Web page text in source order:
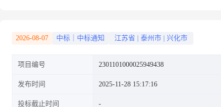
2026-08-07 中标｜中标通知 江苏省 泰州市 兴化市
项目编号 2301101000025949438
发布时间 2025-11-28 15:17:16
投标截止时间